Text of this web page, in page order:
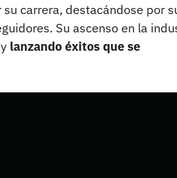
carrera, destacándose por
Su ascenso en la
lanzando éxitos que se